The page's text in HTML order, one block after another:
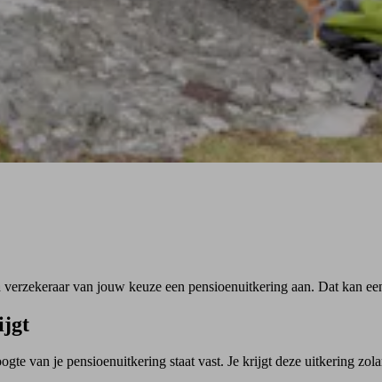
van jouw keuze een pensioenuitkering aan. Dat kan
van je pensioenuitkering staat vast. Je krijgt deze uitkering